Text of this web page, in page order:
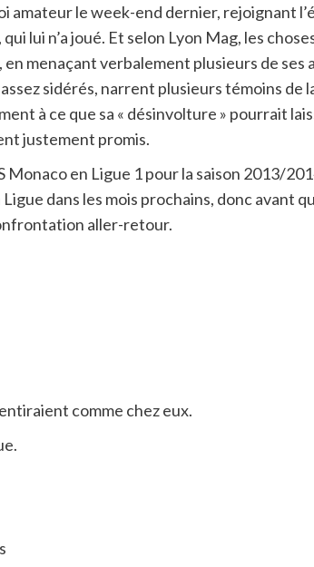
le week-end dernier, rejoignant
lui n’a joué. Et selon Lyon Mag, les
menaçant verbalement plusieurs de
sidérés, narrent plusieurs témoins de
à ce que sa « désinvolture » pourrait
justement promis.
Monaco en Ligue 1 pour la saison 2013/
dans les mois prochains, donc avant
aller-retour.
comme chez eux.